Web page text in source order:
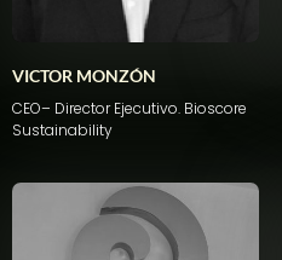
VICTOR MONZÓN
CEO– DirectorEjecutivo. Bioscore
Sustainability